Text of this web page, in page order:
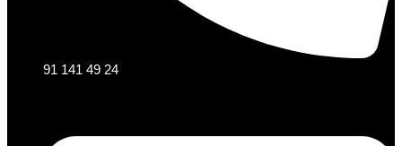
91 141 49 24